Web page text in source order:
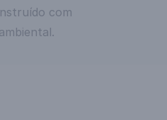
com